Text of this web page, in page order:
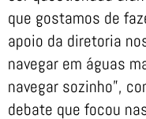
que gostamos de
apoio da diretoria
navegar em águas
navegar sozinho”,
debate que focou